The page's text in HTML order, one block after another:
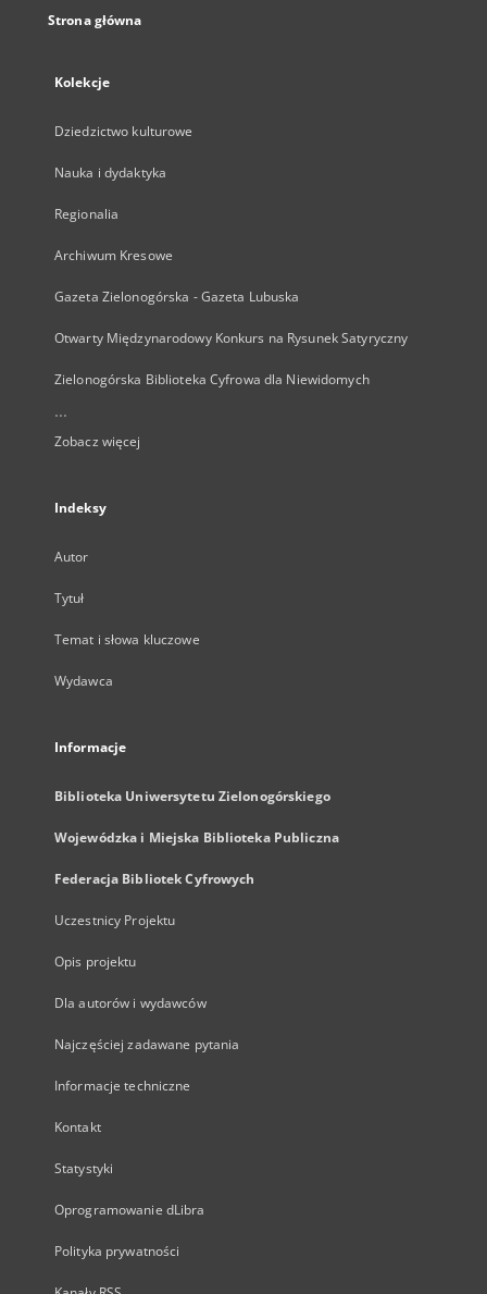
Strona główna
Kolekcje
Dziedzictwo kulturowe
Nauka i dydaktyka
Regionalia
Archiwum Kresowe
Gazeta Zielonogórska - Gazeta Lubuska
Otwarty Międzynarodowy Konkurs na Rysunek Satyryczny
Zielonogórska Biblioteka Cyfrowa dla Niewidomych
...
Zobacz więcej
Indeksy
Autor
Tytuł
Temat i słowa kluczowe
Wydawca
Informacje
Biblioteka Uniwersytetu Zielonogórskiego
Wojewódzka i Miejska Biblioteka Publiczna
Federacja Bibliotek Cyfrowych
Uczestnicy Projektu
Opis projektu
Dla autorów i wydawców
Najczęściej zadawane pytania
Informacje techniczne
Kontakt
Statystyki
Oprogramowanie dLibra
Polityka prywatności